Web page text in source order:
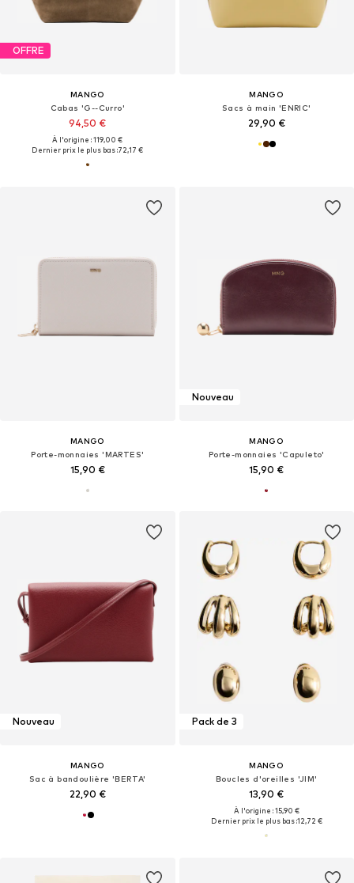
OFFRE
MANGO
Cabas 'G--Curro'
94,50 €
À l'origine : 119,00 €
Dernier prix le plus bas :72,17 €
MANGO
Sacs à main 'ENRIC'
29,90 €
MANGO
Porte-monnaies 'MARTES'
15,90 €
Nouveau
MANGO
Porte-monnaies 'Capuleto'
15,90 €
Nouveau
MANGO
Sac à bandoulière 'BERTA'
22,90 €
Pack de 3
MANGO
Boucles d'oreilles 'JIM'
13,90 €
À l'origine : 15,90 €
Dernier prix le plus bas :12,72 €